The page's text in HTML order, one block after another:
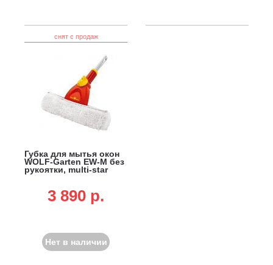
снят с продаж
Губка для мытья окон
WOLF-Garten EW-M без
рукоятки, multi-star
3 890 p.
Нет в наличии